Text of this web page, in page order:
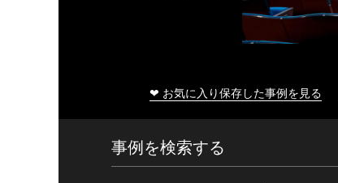
❤ お気に入り保存した事例を見る
事例を検索する